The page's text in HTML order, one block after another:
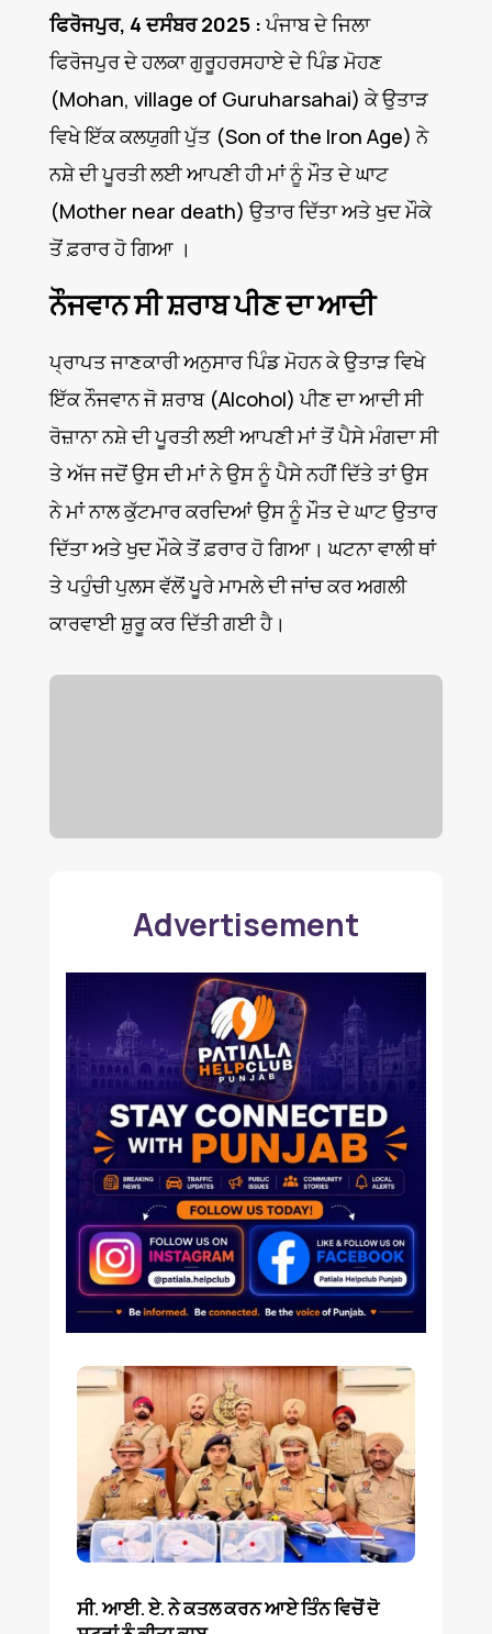
ਫਿਰੋਜਪੁਰ, 4 ਦਸੰਬਰ 2025 :ਪੰਜਾਬ ਦੇ ਜਿਲਾ
ਫਿਰੋਜਪੁਰ ਦੇ ਹਲਕਾ ਗੁਰੂਹਰਸਹਾਏ ਦੇ ਪਿੰਡ ਮੋਹਣ
(Mohan, village of Guruharsahai) ਕੇ ਉਤਾੜ
ਵਿਖੇ ਇੱਕ ਕਲਯੁਗੀ ਪੁੱਤ (Son of the Iron Age) ਨੇ
ਨਸ਼ੇ ਦੀ ਪੂਰਤੀ ਲਈ ਆਪਣੀ ਹੀ ਮਾਂ ਨੂੰ ਮੌਤ ਦੇ ਘਾਟ
(Mother near death) ਉਤਾਰ ਦਿੱਤਾ ਅਤੇ ਖੁਦ ਮੌਕੇ
ਤੋਂ ਫ਼ਰਾਰ ਹੋ ਗਿਆ ।
ਨੌਜਵਾਨ ਸੀ ਸ਼ਰਾਬ ਪੀਣ ਦਾ ਆਦੀ
ਪ੍ਰਾਪਤ ਜਾਣਕਾਰੀ ਅਨੁਸਾਰ ਪਿੰਡ ਮੋਹਨ ਕੇ ਉਤਾੜ ਵਿਖੇ
ਇੱਕ ਨੌਜਵਾਨ ਜੋ ਸ਼ਰਾਬ (Alcohol) ਪੀਣ ਦਾ ਆਦੀ ਸੀ
ਰੋਜ਼ਾਨਾ ਨਸ਼ੇ ਦੀ ਪੂਰਤੀ ਲਈ ਆਪਣੀ ਮਾਂ ਤੋਂ ਪੈਸੇ ਮੰਗਦਾ ਸੀ
ਤੇ ਅੱਜ ਜਦੋਂ ਉਸ ਦੀ ਮਾਂ ਨੇ ਉਸ ਨੂੰ ਪੈਸੇ ਨਹੀਂ ਦਿੱਤੇ ਤਾਂ ਉਸ
ਨੇ ਮਾਂ ਨਾਲ ਕੁੱਟਮਾਰ ਕਰਦਿਆਂ ਉਸ ਨੂੰ ਮੌਤ ਦੇ ਘਾਟ ਉਤਾਰ
ਦਿੱਤਾ ਅਤੇ ਖੁਦ ਮੌਕੇ ਤੋਂ ਫ਼ਰਾਰ ਹੋ ਗਿਆ। ਘਟਨਾ ਵਾਲੀ ਥਾਂ
ਤੇ ਪਹੁੰਚੀ ਪੁਲਸ ਵੱਲੋਂ ਪੂਰੇ ਮਾਮਲੇ ਦੀ ਜਾਂਚ ਕਰ ਅਗਲੀ
ਕਾਰਵਾਈ ਸ਼ੁਰੂ ਕਰ ਦਿੱਤੀ ਗਈ ਹੈ।
Advertisement
ਸੀ. ਆਈ. ਏ. ਨੇ ਕਤਲ ਕਰਨ ਆਏ ਤਿੰਨ ਵਿਚੋਂ ਦੋ